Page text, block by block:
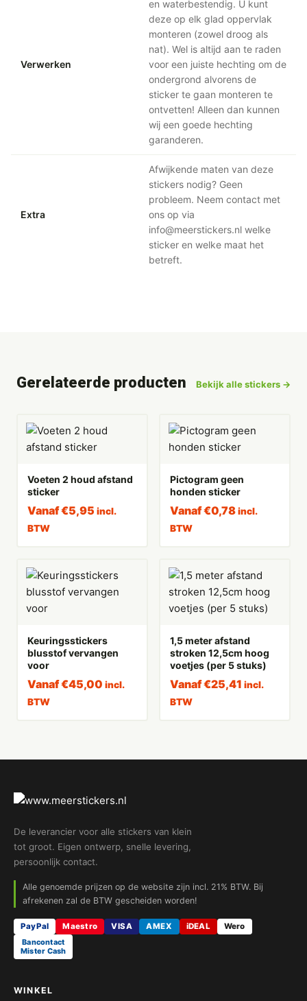
Verwerken
en waterbestendig. U kunt
deze op elk glad oppervlak
monteren (zowel droog als
nat). Wel is altijd aan te raden
voor een juiste hechting om de
ondergrond alvorens de
sticker te gaan monteren te
ontvetten! Alleen dan kunnen
wij een goede hechting
garanderen.
Extra
Afwijkende maten van deze
stickers nodig? Geen
probleem. Neem contact met
ons op via
info@meerstickers.nl welke
sticker en welke maat het
betreft.
Gerelateerde producten Bekijk alle stickers →
Voeten 2 houd afstand
sticker
Vanaf€5,95 incl.
BTW
Pictogram geen
honden sticker
Vanaf€0,78 incl.
BTW
Keuringsstickers
blusstof vervangen
voor
Vanaf€45,00 incl.
BTW
1,5 meter afstand
stroken 12,5cm hoog
voetjes (per 5 stuks)
Vanaf€25,41 incl.
BTW
De leverancier voor alle stickers van klein
tot groot. Eigen ontwerp, snelle levering,
persoonlijk contact.
Alle genoemde prijzen op de website zijn incl. 21% BTW. Bij
afrekenen zal de BTW gescheiden worden!
PayPal Maestro VISA AMEX iDEAL
Wero
Bancontact
Mister Cash
WINKEL